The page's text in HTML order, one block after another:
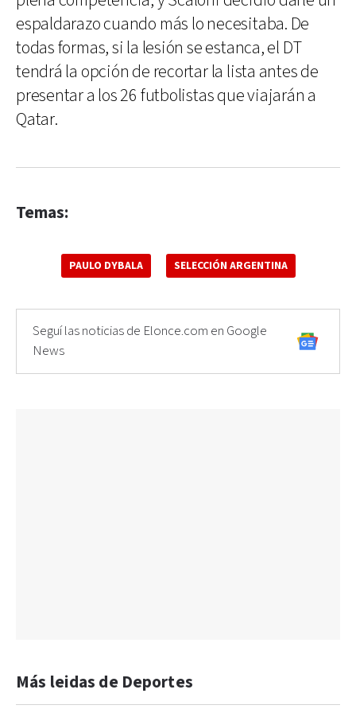
espaldarazo cuando más lo necesitaba. De
todas formas, si la lesión se estanca, el DT
tendrá la opción de recortar la lista antes de
presentar a los 26 futbolistas que viajarán a
Qatar.
Temas:
PAULO DYBALA SELECCIÓN ARGENTINA
Seguí las noticias de Elonce.com en Google
News
Más leidas de Deportes